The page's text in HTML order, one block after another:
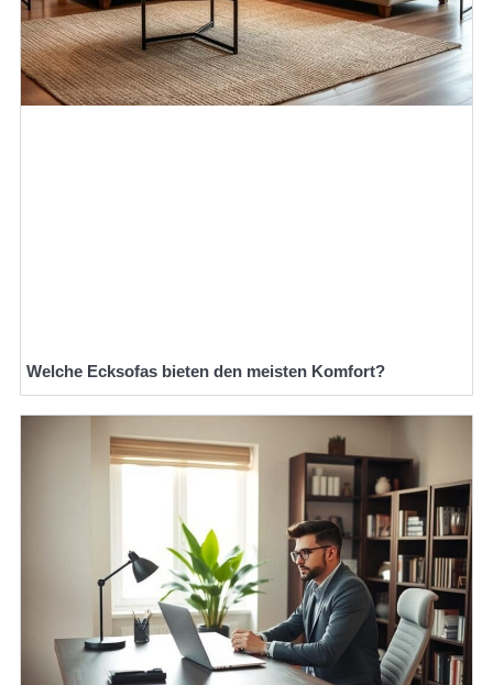
Welche Ecksofas bieten den meisten Komfort?